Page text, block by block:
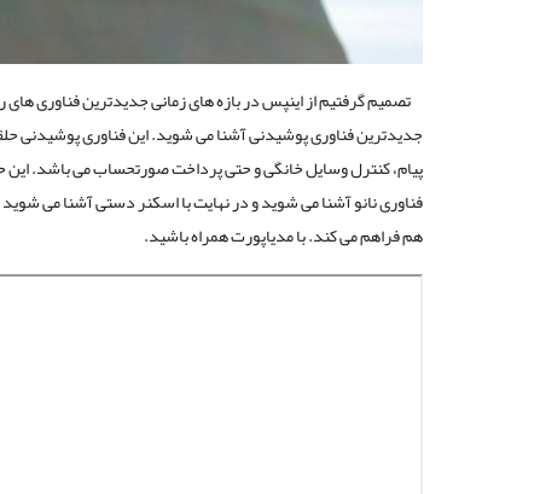
تصمیم گرفتیم از اینپس در بازه های زمانی جدیدترین فناوری های
جدیدترین فناوری پوشیدنی آشنا می شوید. این فناوری پوشیدنی
هم فراهم می کند. با مدیاپورت همراه باشید.